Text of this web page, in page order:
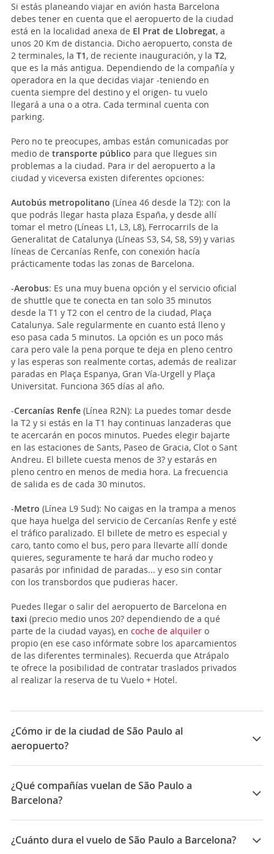
Si estás planeando viajar en avión hasta Barcelona
debes tener en cuenta que el aeropuerto de la ciudad
está en la localidad anexa de El Prat de Llobregat, a
unos 20 Km de distancia. Dicho aeropuerto, consta de
2 terminales, la T1, de reciente inauguración, y la T2,
que es la más antigua. Dependiendo de la compañía y
operadora en la que decidas viajar -teniendo en
cuenta siempre del destino y el origen- tu vuelo
llegará a una o a otra. Cada terminal cuenta con
parking.
Pero no te preocupes, ambas están comunicadas por
medio de transporte público para que llegues sin
problemas a la ciudad. Para ir del aeropuerto a la
ciudad y viceversa existen diferentes opciones:
Autobús metropolitano (Línea 46 desde la T2): con la
que podrás llegar hasta plaza España, y desde allí
tomar el metro (Líneas L1, L3, L8), Ferrocarrils de la
Generalitat de Catalunya (Líneas S3, S4, S8, S9) y varias
líneas de Cercanías Renfe, con conexión hacía
prácticamente todas las zonas de Barcelona.
-Aerobus: Es una muy buena opción y el servicio oficial
de shuttle que te conecta en tan solo 35 minutos
desde la T1 y T2 con el centro de la ciudad, Plaça
Catalunya. Sale regularmente en cuanto está lleno y
eso pasa cada 5 minutos. La opción es un poco más
cara pero vale la pena porque te deja en pleno centro
y las esperas son realmente cortas, además de realizar
paradas en Plaça Espanya, Gran Vía-Urgell y Plaça
Universitat. Funciona 365 días al año.
-Cercanías Renfe (Línea R2N): La puedes tomar desde
la T2 y si estás en la T1 hay continuas lanzaderas que
te acercarán en pocos minutos. Puedes elegir bajarte
en las estaciones de Sants, Paseo de Gracia, Clot o Sant
Andreu. El billete cuesta menos de 3? y estarás en
pleno centro en menos de media hora. La frecuencia
de salida es de cada 30 minutos.
-Metro (Línea L9 Sud): No caigas en la trampa a menos
que haya huelga del servicio de Cercanías Renfe y esté
el tráfico paralizado. El billete de metro es especial y
caro, tanto como el bus, pero para llevarte allí donde
quieres, seguramente te hará dar mucho rodeo y
pasarás por infinidad de paradas... y eso sin contar
con los transbordos que pudieras hacer.
Puedes llegar o salir del aeropuerto de Barcelona en
taxi (precio medio unos 20? dependiendo de a qué
parte de la ciudad vayas), en coche de alquiler o
propio (en ese caso infórmate sobre los aparcamientos
de las diferentes terminales). Recuerda que Atrápalo
te ofrece la posibilidad de contratar traslados privados
al realizar la reserva de tu Vuelo + Hotel.
¿Cómo ir de la ciudad de São Paulo al
aeropuerto?
ElAeropuerto Internacional de São Paulo -
Governador André Franco Montoro (GRU)
Gaurulhos, a 25 Km del centro de la ciudad. Tiene 3
terminales de pasajeros. Existe un servicio de transfer
frecuencia de 15 minutos por el día. Para llegar hasta
¿Qué compañías vuelan de São Paulo a
Barcelona?
Las compañías que vuelan de São Paulo a Barcelona
son: Aeromexico, TAP Portugal, LATAM Airlines, Iberia,
ITA Airways, Royal Air Maroc
¿Cuánto dura el vuelo de São Paulo a Barcelona?